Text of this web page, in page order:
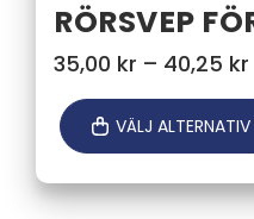
RÖRSVEP
35,00 kr – 40,25 kr
VÄLJ ALTERNATIV